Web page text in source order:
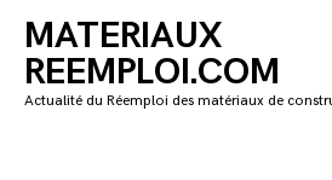
Skip
to
content
MATERIAUX
REEMPLOI.COM
Actualité du Réemploi des matériaux de